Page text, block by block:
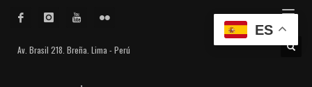
Av. Brasil 218. Breña. Lima - Perú
ES